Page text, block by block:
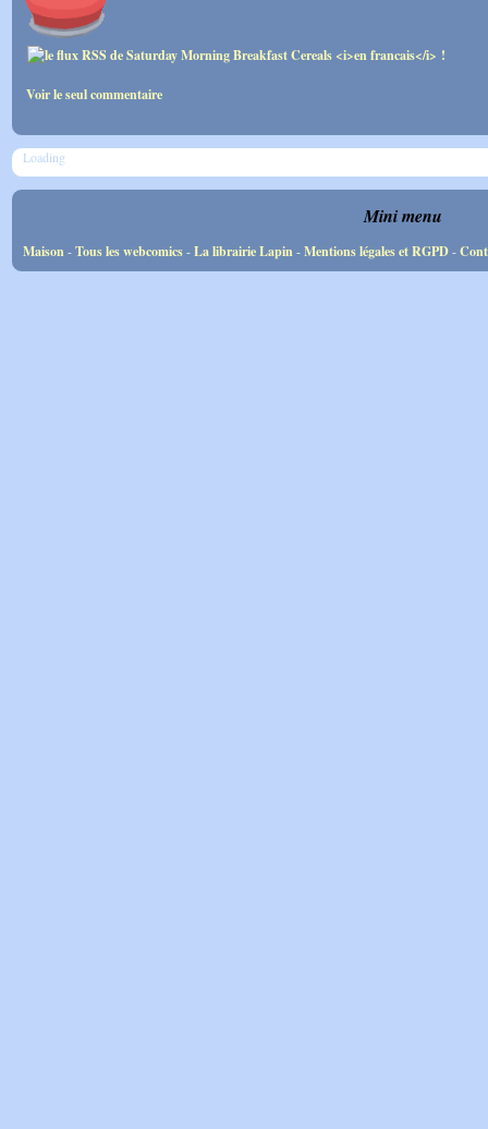
Voir le seul commentaire
Loading
Mini menu
Maison-Tous les webcomics-La librairie Lapin-Mentions légales et RGPD-